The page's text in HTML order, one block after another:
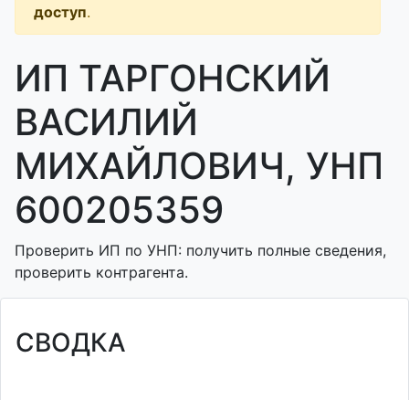
доступ.
ИП ТАРГОНСКИЙ
ВАСИЛИЙ
МИХАЙЛОВИЧ, УНП
600205359
Проверить ИП по УНП: получить полные сведения,
проверить контрагента.
СВОДКА